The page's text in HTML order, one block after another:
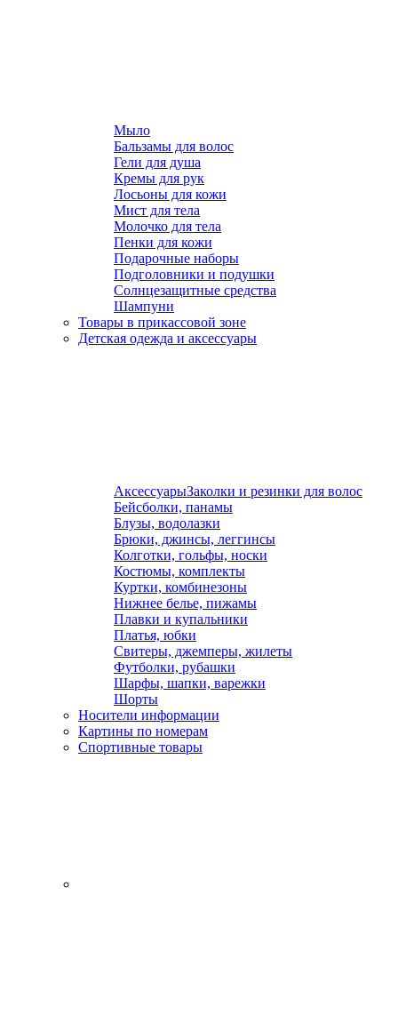
Мыло
Бальзамы для волос
Гели для душа
Кремы для рук
Лосьоны для кожи
Мист для тела
Молочко для тела
Пенки для кожи
Подарочные наборы
Подголовники и подушки
Солнцезащитные средства
Шампуни
Товары в прикассовой зоне
Детская одежда и аксессуары
АксессуарыЗаколки и резинки для волос
Бейсболки, панамы
Блузы, водолазки
Брюки, джинсы, леггинсы
Колготки, гольфы, носки
Костюмы, комплекты
Куртки, комбинезоны
Нижнее белье, пижамы
Плавки и купальники
Платья, юбки
Свитеры, джемперы, жилеты
Футболки, рубашки
Шарфы, шапки, варежки
Шорты
Носители информации
Картины по номерам
Спортивные товары